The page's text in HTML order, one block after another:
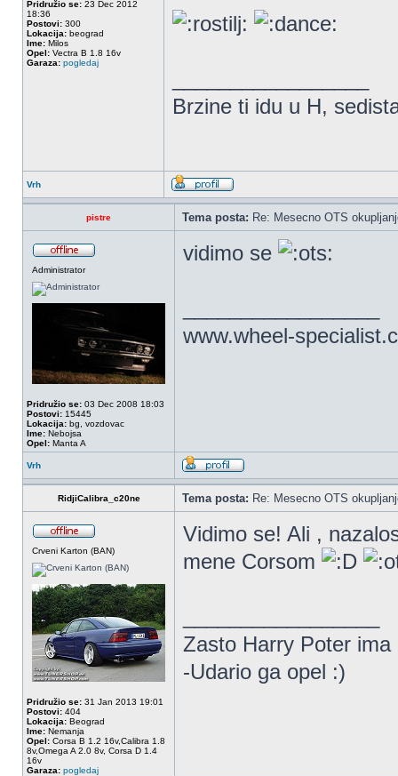
Pridružio se: 23 Dec 2012
18:36
Postovi: 300
Lokacija: beograd
Ime: Milos
Opel: Vectra B 1.8 16v
Garaza: pogledaj
Brzine ti idu u H,
Vrh
pistre Tema posta: Re: Mesecno OTS
Administrator
Pridružio se: 03 Dec 2008 18:03
Postovi: 15445
Lokacija: bg, vozdovac
Ime: Nebojsa
Opel: Manta A
vidimo se
www.wheel-
Vrh
RidjiCalibra_c20ne Tema posta: Re: Mesecno OTS
Crveni Karton (BAN)
Pridružio se: 31 Jan 2013 19:01
Postovi: 404
Lokacija: Beograd
Ime: Nemanja
Opel: Corsa B 1.2 16v,Calibra 1.8
8v,Omega A 2.0 8v, Corsa D 1.4
16v
Garaza: pogledaj
Vidimo se! Ali ,
mene Corsom
Zasto Harry Poter ima
-Udario ga opel :)